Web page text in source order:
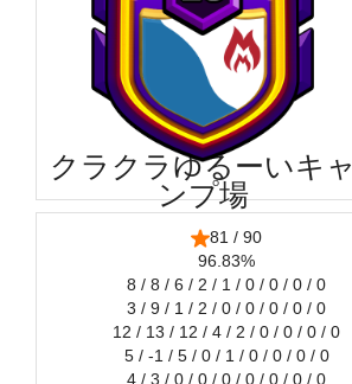
クラクラゆるーいキャ
ンプ場
81 / 90
96.83%
8 / 8 / 6 / 2 / 1 / 0 / 0 / 0 / 0
3 / 9 / 1 / 2 / 0 / 0 / 0 / 0 / 0
12 / 13 / 12 / 4 / 2 / 0 / 0 / 0 / 0
5 / -1 / 5 / 0 / 1 / 0 / 0 / 0 / 0
4 / 3 / 0 / 0 / 0 / 0 / 0 / 0 / 0